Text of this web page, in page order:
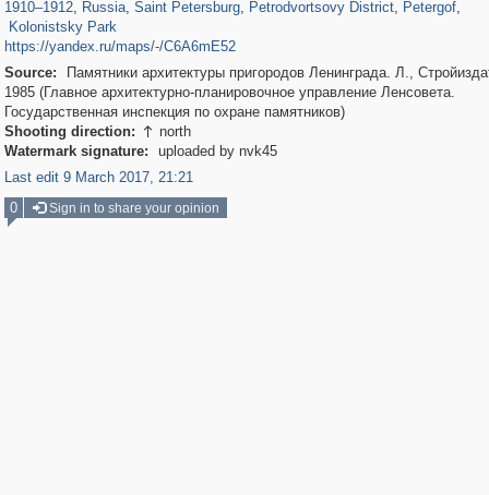
1910–1912, Russia, Saint Petersburg, Petrodvortsovy District, Petergof,
Kolonistsky Park
https://yandex.ru/maps/-/C6A6mE52
Source:
Памятники архитектуры пригородов Ленинграда. Л.,
1985 (Главное архитектурно-планировочное управление Ленсовета.
Государственная инспекция по охране памятников)
Shooting direction:  north
Watermark signature:
uploaded by nvk45
Last edit 9 March 2017, 21:21
0
Sign in to share your opinion